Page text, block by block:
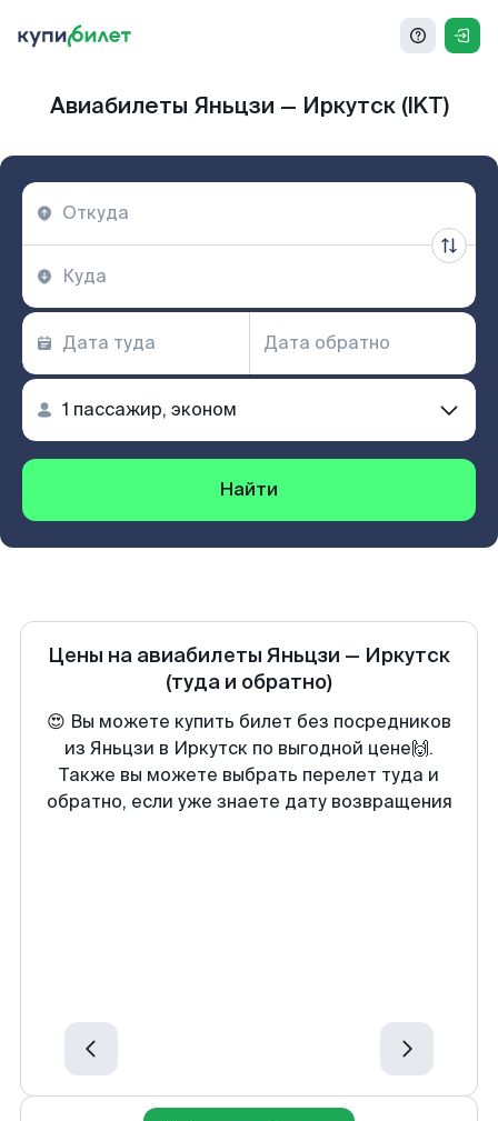
Авиабилеты Яньцзи — Иркутск (IKT)
Найти
Цены на авиабилеты Яньцзи — Иркутск
(туда и обратно)
😍 Вы можете купить билет без посредников
из Яньцзи в Иркутск по выгодной цене🙌.
Также вы можете выбрать перелет туда и
обратно, если уже знаете дату возвращения